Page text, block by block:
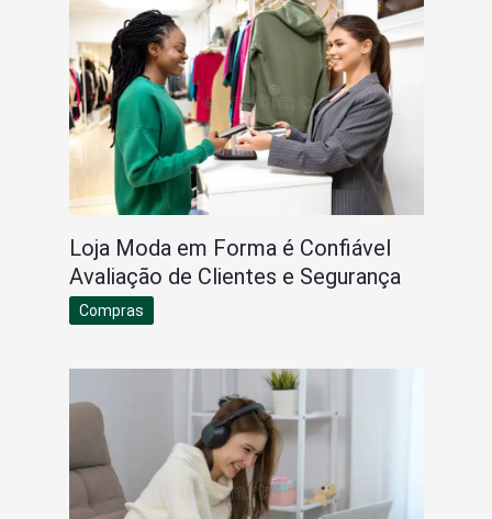
Loja Moda em Forma é Confiável
Avaliação de Clientes e Segurança
Compras